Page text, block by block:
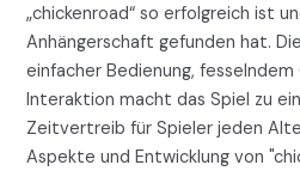
„chickenroad“ so erfolgreich ist
Anhängerschaft gefunden hat.
einfacher Bedienung,
Interaktion macht das Spiel zu
Zeitvertreib für Spieler jeden
Aspekte und Entwicklung von